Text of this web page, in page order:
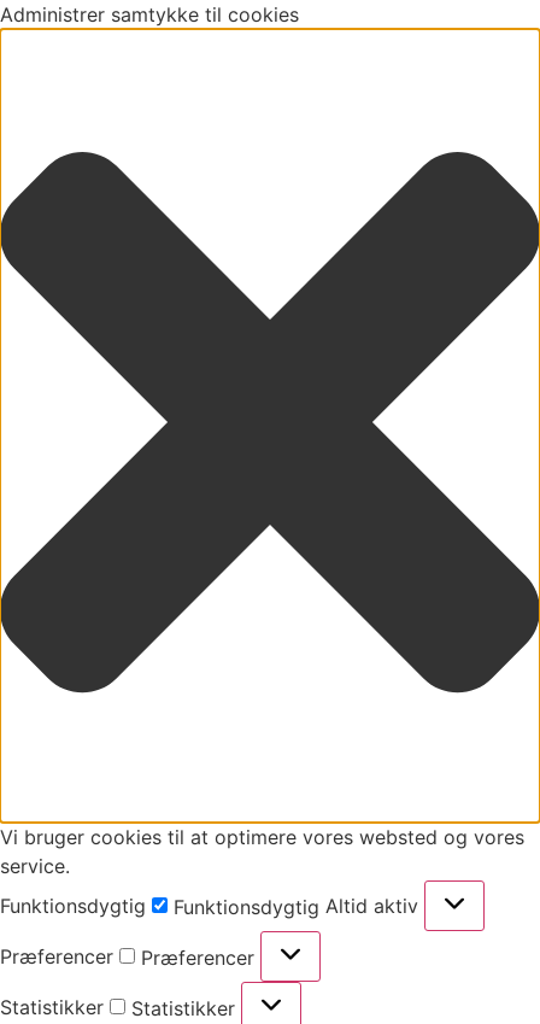
Administrer samtykke til cookies
Vi bruger cookies til at optimere vores websted og vores
service.
Funktionsdygtig
Funktionsdygtig Altid aktiv
Præferencer Præferencer
Statistikker Statistikker